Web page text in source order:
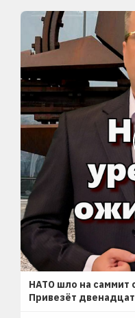
SHORTS
НАТО шло на саммит
Привезёт